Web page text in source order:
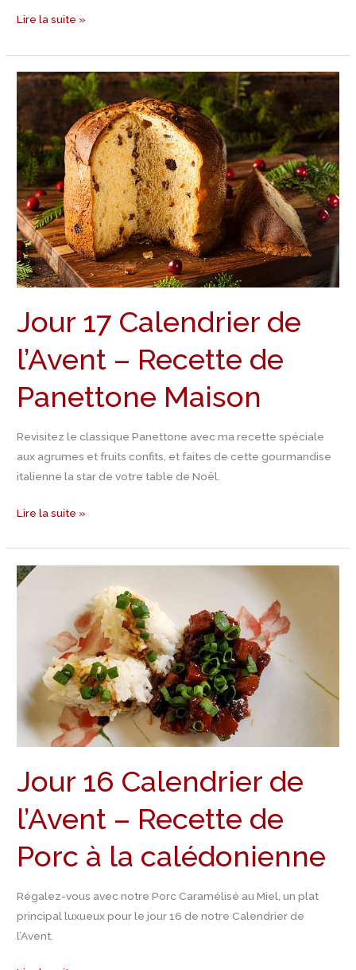
Lire la suite »
Jour 17 Calendrier de
l’Avent – Recette de
Panettone Maison
Revisitez le classique Panettone avec ma recette spéciale
aux agrumes et fruits confits, et faites de cette gourmandise
italienne la star de votre table de Noël.
Jour
Calendrier
de
l’Avent
–
Recette
de
Panettone
Maison
Lire la suite »
Jour 16 Calendrier de
l’Avent – Recette de
Porc à la calédonienne
Régalez-vous avec notre Porc Caramélisé au Miel, un plat
principal luxueux pour le jour 16 de notre Calendrier de
l’Avent.
Jour
Recette
Porc
calédonienne